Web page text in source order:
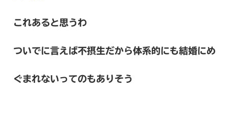
これあると思うわ
ついでに言えば不摂生だから体系的にも結婚にめ
ぐまれないってのもありそう